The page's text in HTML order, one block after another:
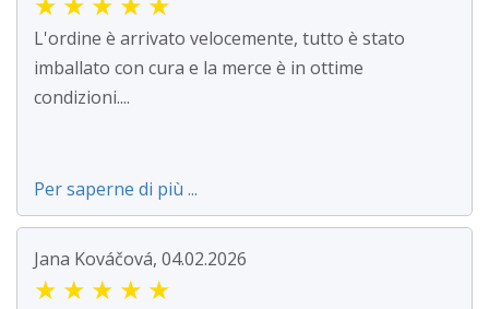
L'ordine è arrivato velocemente, tutto è stato
imballato con cura e la merce è in ottime
condizioni....
Per saperne di più ...
Jana Kováčová, 04.02.2026
★ ★ ★ ★ ★